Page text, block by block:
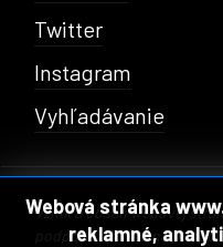
Twitter
Instagram
Vyhľadávanie
Vznik a obsah webovej
podporou Fondu na
Webová stránka
reklamné,